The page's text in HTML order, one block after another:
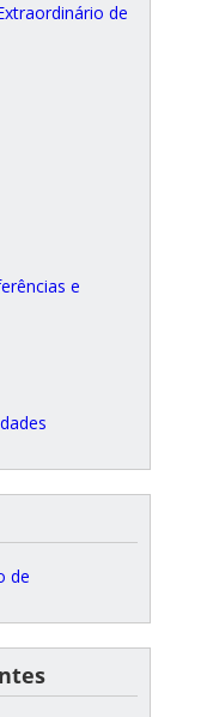
de
e
de